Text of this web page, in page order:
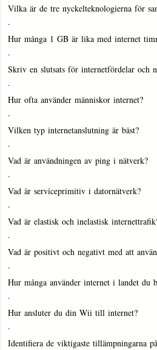
Vilka är de tre nyckelteknologierna för
·
Hur många 1 GB är lika med internet
·
Skriv en slutsats för internetfördelar och
·
Hur ofta använder människor internet?
·
Vilken typ internetanslutning är bäst?
·
Vad är användningen av ping i nätverk?
·
Vad är serviceprimitiv i datornätverk?
·
Vad är elastisk och inelastisk
·
Vad är positivt och negativt med att
·
Hur många använder internet i landet du
·
Hur ansluter du din Wii till internet?
·
Identifiera de viktigaste tillämpningarna